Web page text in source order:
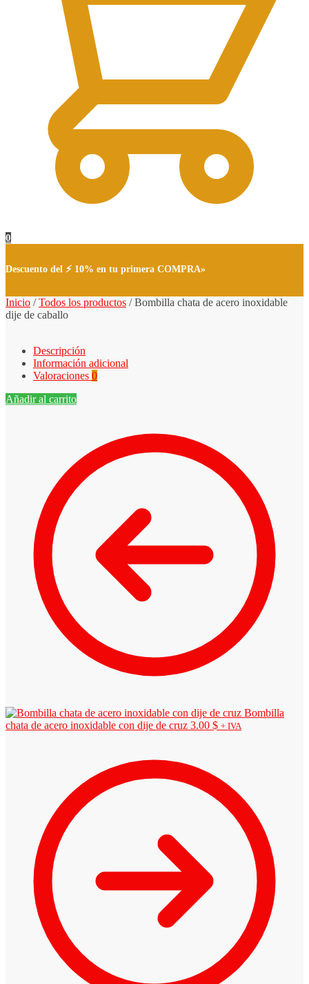
0
Descuento del ⚡ 10% en tu primera COMPRA»
Inicio /Todos los productos /Bombilla chata de acero inoxidable
dije de caballo
Descripción
Información adicional
Valoraciones 0
Añadir al carrito
Bombilla
chata de acero inoxidable con dije de cruz 3.00 $ + IVA